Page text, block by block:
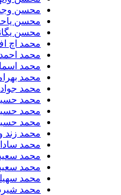
محسن وجدانی
محسن یاحقی
محسن یگانه
محمد اچ اف
محمد احمدی
محمد اسماعیل
محمد بهرامی
محمد جواد
محمد حسین
محمد حسین
محمد حسینی
محمد زند وکیلی
محمد سادات
محمد سعید
محمد سعید
محمد سهیلی
​محمد شیردل